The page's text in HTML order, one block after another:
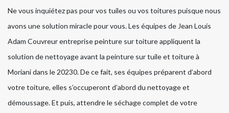
Ne vous inquiétez pas pour vos tuiles ou vos toitures puisque nous
avons une solution miracle pour vous. Les équipes de Jean Louis
Adam Couvreur entreprise peinture sur toiture appliquent la
solution de nettoyage avant la peinture sur tuile et toiture à
Moriani dans le 20230. De ce fait, ses équipes préparent d’abord
votre toiture, elles s’occuperont d’abord du nettoyage et
démoussage. Et puis, attendre le séchage complet de votre